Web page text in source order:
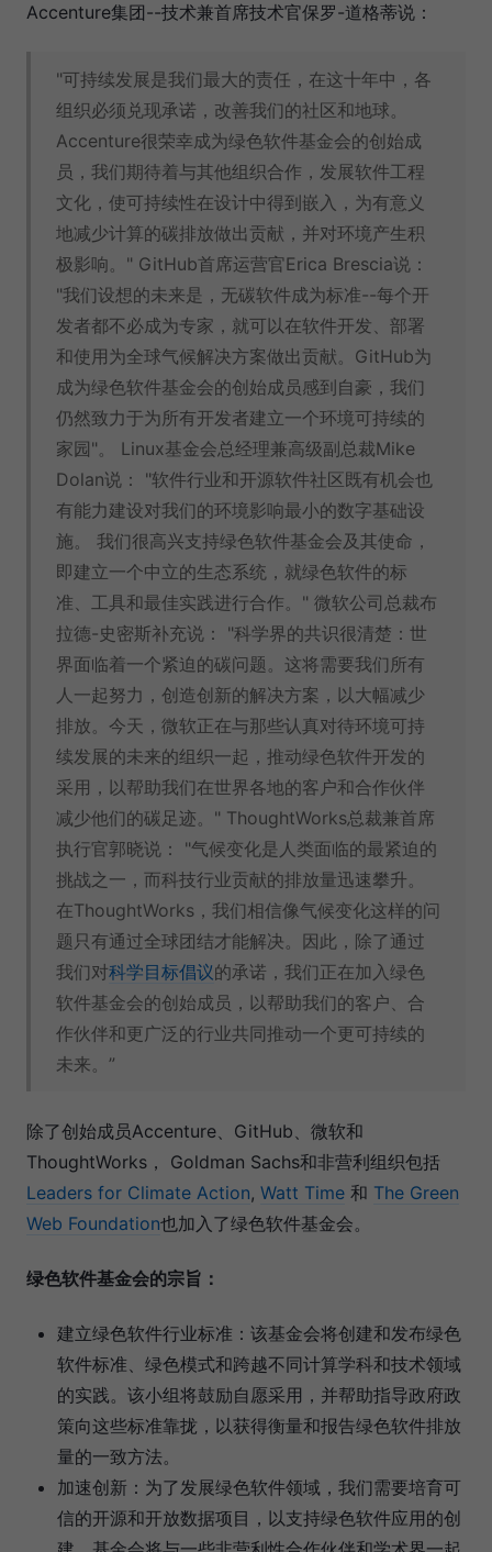
Accenture集团--技术兼首席技术官保罗-道格蒂说：
"可持续发展是我们最大的责任，在这十年中，各
组织必须兑现承诺，改善我们的社区和地球。
Accenture很荣幸成为绿色软件基金会的创始成
员，我们期待着与其他组织合作，发展软件工程
文化，使可持续性在设计中得到嵌入，为有意义
地减少计算的碳排放做出贡献，并对环境产生积
极影响。" GitHub首席运营官Erica Brescia说：
"我们设想的未来是，无碳软件成为标准--每个开
发者都不必成为专家，就可以在软件开发、部署
和使用为全球气候解决方案做出贡献。GitHub为
成为绿色软件基金会的创始成员感到自豪，我们
仍然致力于为所有开发者建立一个环境可持续的
家园"。 Linux基金会总经理兼高级副总裁Mike
Dolan说： "软件行业和开源软件社区既有机会也
有能力建设对我们的环境影响最小的数字基础设
施。 我们很高兴支持绿色软件基金会及其使命，
即建立一个中立的生态系统，就绿色软件的标
准、工具和最佳实践进行合作。" 微软公司总裁布
拉德-史密斯补充说： "科学界的共识很清楚：世
界面临着一个紧迫的碳问题。这将需要我们所有
人一起努力，创造创新的解决方案，以大幅减少
排放。今天，微软正在与那些认真对待环境可持
续发展的未来的组织一起，推动绿色软件开发的
采用，以帮助我们在世界各地的客户和合作伙伴
减少他们的碳足迹。" ThoughtWorks总裁兼首席
执行官郭晓说： "气候变化是人类面临的最紧迫的
挑战之一，而科技行业贡献的排放量迅速攀升。
在ThoughtWorks，我们相信像气候变化这样的问
题只有通过全球团结才能解决。因此，除了通过
我们对科学目标倡议的承诺，我们正在加入绿色
软件基金会的创始成员，以帮助我们的客户、合
作伙伴和更广泛的行业共同推动一个更可持续的
未来。”
除了创始成员Accenture、GitHub、微软和
ThoughtWorks， Goldman Sachs和非营利组织包括
Leaders for Climate Action, Watt Time 和 The Green
Web Foundation也加入了绿色软件基金会。
绿色软件基金会的宗旨：
建立绿色软件行业标准：该基金会将创建和发布绿色
软件标准、绿色模式和跨越不同计算学科和技术领域
的实践。该小组将鼓励自愿采用，并帮助指导政府政
策向这些标准靠拢，以获得衡量和报告绿色软件排放
量的一致方法。
加速创新：为了发展绿色软件领域，我们需要培育可
信的开源和开放数据项目，以支持绿色软件应用的创